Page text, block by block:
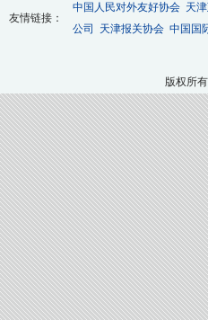
友情链接：
中国人民对外友好协会 天
公司
天津报关协会 中国国
版权所